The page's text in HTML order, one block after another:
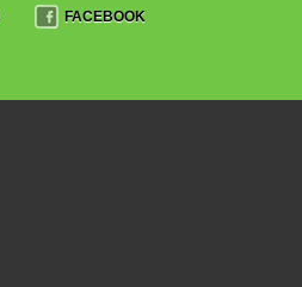
FACEBOOK